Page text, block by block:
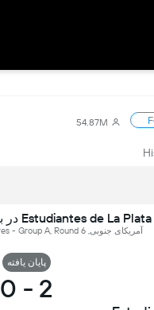
54.87M
Estudiantes de La Plata در برابر Carabobo FC
آمریکای جنوبی, CONMEBOL Libertadores - Group A, Round 6
پایان یافته
2
-
0